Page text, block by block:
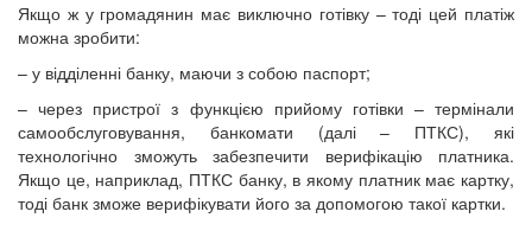
Якщо ж у громадянин має виключно готівку – тоді цей платіж
можна зробити:
– у відділенні банку, маючи з собою паспорт;
– через пристрої з функцією прийому готівки – термінали
самообслуговування, банкомати (далі – ПТКС), які
технологічно зможуть забезпечити верифікацію платника.
Якщо це, наприклад, ПТКС банку, в якому платник має картку,
тоді банк зможе верифікувати його за допомогою такої картки.